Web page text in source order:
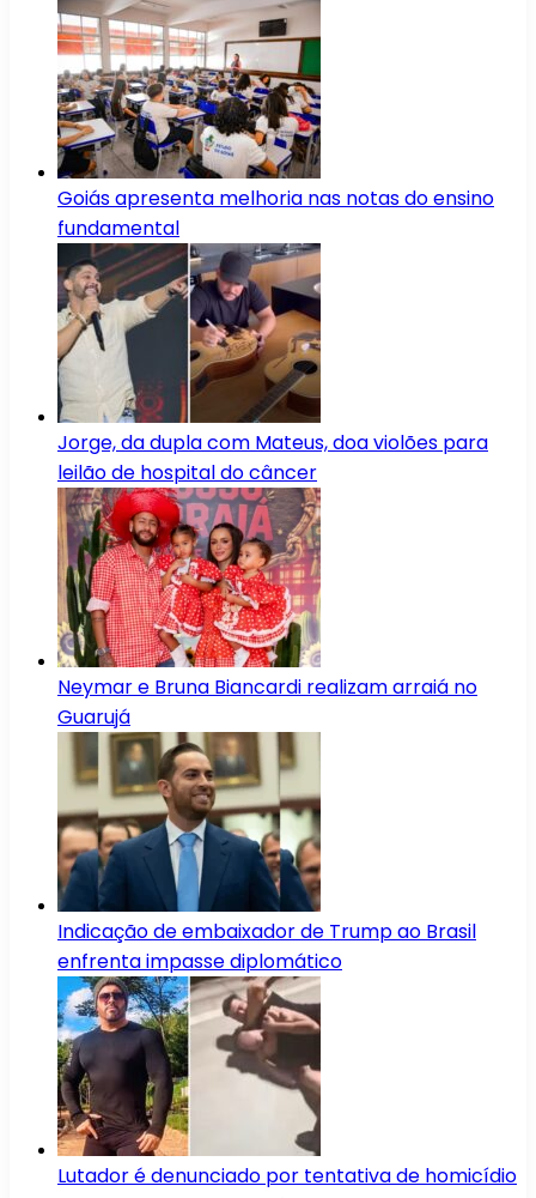
Goiás apresenta melhoria nas notas do ensino
fundamental
Jorge, da dupla com Mateus, doa violões para
leilão de hospital do câncer
Neymar e Bruna Biancardi realizam arraiá no
Guarujá
Indicação de embaixador de Trump ao Brasil
enfrenta impasse diplomático
Lutador é denunciado por tentativa de homicídio